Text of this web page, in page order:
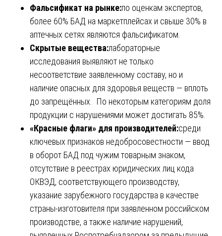
Фальсификат на рынке:по оценкам экспертов,
более 60% БАД на маркетплейсах и свыше 30% в
аптечных сетях являются фальсификатом.
Скрытые вещества:лабораторные
исследования выявляют не только
несоответствие заявленному составу, но и
наличие опасных для здоровья веществ — вплоть
до запрещённых. По некоторым категориям доля
продукции с нарушениями может достигать 85%.
«Красные флаги» для производителей:среди
ключевых признаков недобросовестности — ввод
в оборот БАД под чужим товарным знаком,
отсутствие в реестрах юридических лиц кода
ОКВЭД, соответствующего производству,
указание зарубежного государства в качестве
страны-изготовителя при заявленном российском
производстве, а также наличие нарушений,